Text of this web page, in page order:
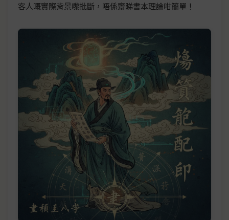
客人嘅實際背景嚟批斷，唔係齋睇書本理論咁簡單！